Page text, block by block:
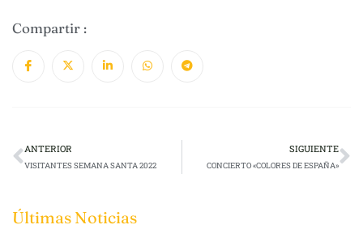
Últimas Noticias
Compartir :
ANTERIOR
VISITANTES SEMANA SANTA 2022
SIGUIENTE
CONCIERTO «COLORES DE ESPAÑA»